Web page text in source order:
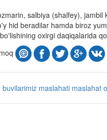
salbiya (shalfey),
hid beradilar hamda biroz
oxirgi daqiqalarida
buvilarimiz maslahati maslahat